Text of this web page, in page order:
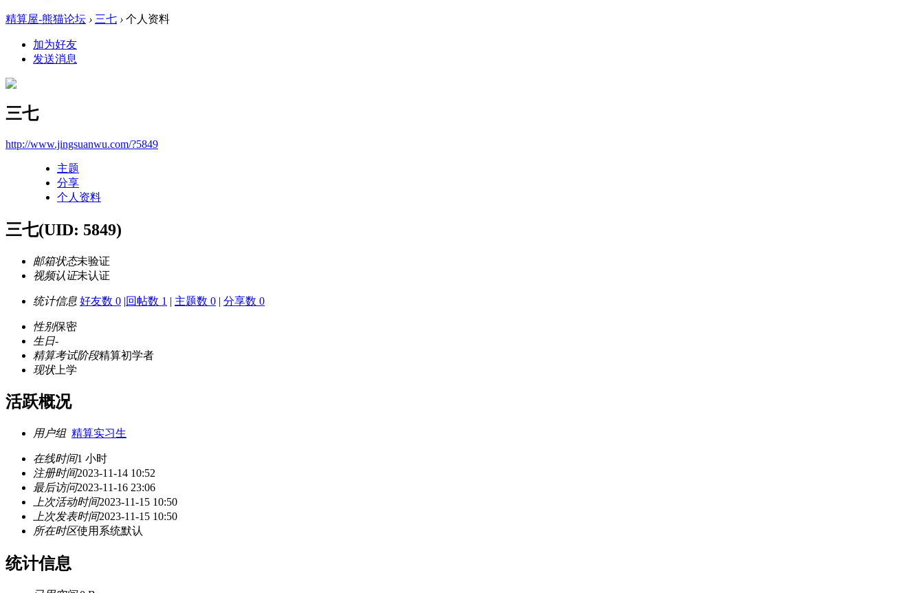
精算屋-熊猫论坛 › 三七 › 个人资料
加为好友
发送消息
三七
http://www.jingsuanwu.com/?5849
主题
分享
个人资料
三七(UID: 5849)
邮箱状态未验证
视频认证未认证
统计信息 好友数 0 |回帖数 1 | 主题数 0 | 分享数 0
性别保密
生日-
精算考试阶段精算初学者
现状上学
活跃概况
用户组 精算实习生
在线时间1 小时
注册时间2023-11-14 10:52
最后访问2023-11-16 23:06
上次活动时间2023-11-15 10:50
上次发表时间2023-11-15 10:50
所在时区使用系统默认
统计信息